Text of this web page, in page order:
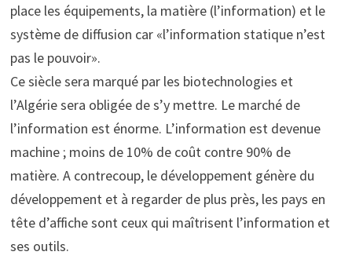
place les équipements, la matière (l’information) et le
système de diffusion car «l’information statique n’est
pas le pouvoir».
Ce siècle sera marqué par les biotechnologies et
l’Algérie sera obligée de s’y mettre. Le marché de
l’information est énorme. L’information est devenue
machine ; moins de 10% de coût contre 90% de
matière. A contrecoup, le développement génère du
développement et à regarder de plus près, les pays en
tête d’affiche sont ceux qui maîtrisent l’information et
ses outils.